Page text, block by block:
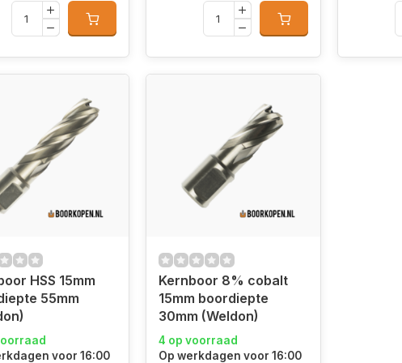
HSS 15mm
55mm
voor 16:00
Kernboor 8% cobalt
15mm boordiepte
30mm (Weldon)
4 op voorraad
Op werkdagen voor 16:00